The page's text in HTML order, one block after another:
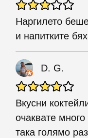
Наргилето
и напитките
D. G.
Вкусни
очаквате
така голямо